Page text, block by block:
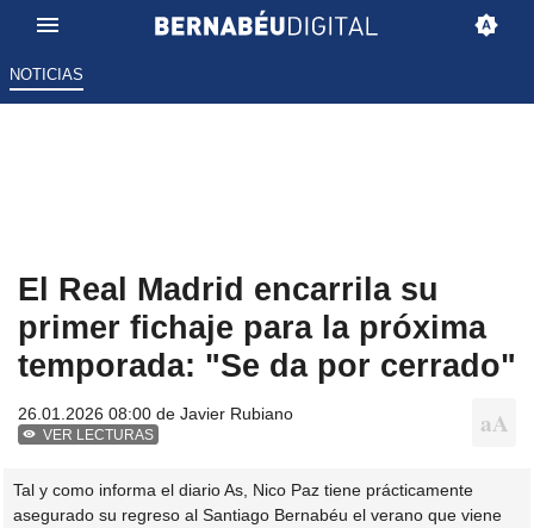
NOTICIAS
El Real Madrid encarrila su
primer fichaje para la próxima
temporada: "Se da por cerrado"
26.01.2026 08:00 de Javier Rubiano
VER LECTURAS
Tal y como informa el diario As, Nico Paz tiene prácticamente
asegurado su regreso al Santiago Bernabéu el verano que viene